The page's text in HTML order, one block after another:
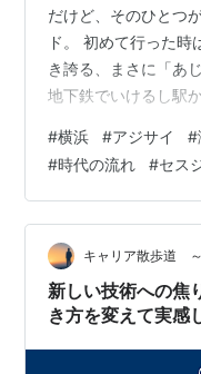
だけど、そのひとつ
ド。 初めて行った
き誇る、まさに「あ
地下鉄でいけるし駅
駅に引き返してまた
た。 あれ？なんかさ
んまり咲いてなかっ
なっていて、翌々年
て、遊歩道の荒れが
らの引っ越しで画像
#横浜 #アジサイ #
#時代の流れ #セス
キャリア散歩道
新しい技術への焦
き方を変えて実感